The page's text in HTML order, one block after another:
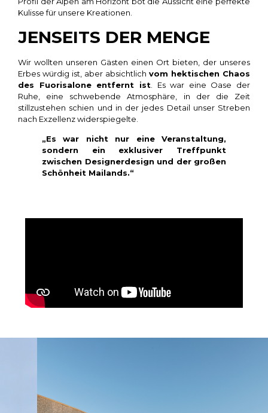
Kulisse für unsere Kreationen.
JENSEITS DER MENGE
Wir wollten unseren Gästen einen Ort bieten, der unseres
Erbes würdig ist, aber absichtlich vom hektischen Chaos
des Fuorisalone entfernt ist. Es war eine Oase der
Ruhe, eine schwebende Atmosphäre, in der die Zeit
stillzustehen schien und in der jedes Detail unser Streben
nach Exzellenz widerspiegelte.
„Es war nicht nur eine Veranstaltung,
sondern ein exklusiver Treffpunkt
zwischen Designerdesign und der großen
Schönheit Mailands.“